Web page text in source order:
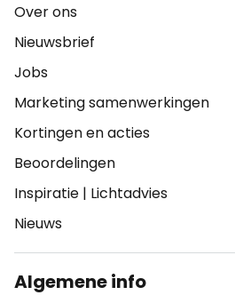
Over ons
Nieuwsbrief
Jobs
Marketing samenwerkingen
Kortingen en acties
Beoordelingen
Inspiratie | Lichtadvies
Nieuws
Algemene info